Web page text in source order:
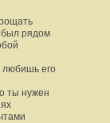
был рядом
любишь его
ты нужен